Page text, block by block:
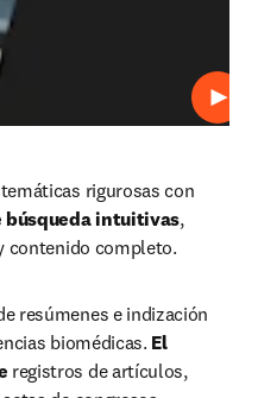
búsqueda intuitivas,
contenido completo.
resúmenes e indización
biomédicas. El
registros de artículos,